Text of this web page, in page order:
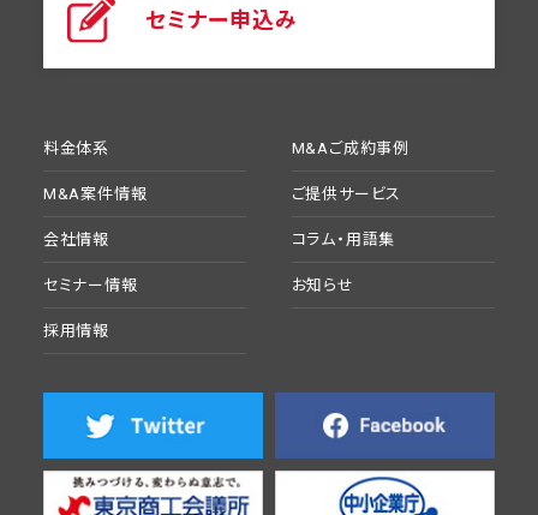
料金体系 M&Aご成約事例
M&A案件情報 ご提供サービス
会社情報 コラム・用語集
セミナー情報 お知らせ
採用情報
セミナー申込み